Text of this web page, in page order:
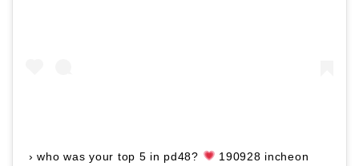
› who was your top 5 in pd48?
190928 incheon